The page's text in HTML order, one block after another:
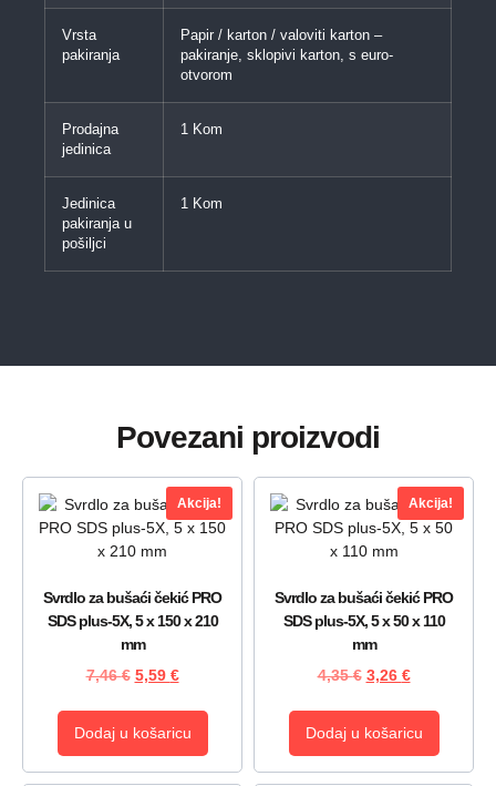
Vrsta
pakiranja
Papir / karton / valoviti karton –
pakiranje, sklopivi karton, s euro-
otvorom
Prodajna
jedinica
1 Kom
Jedinica
pakiranja u
pošiljci
1 Kom
Povezani proizvodi
Akcija!
Svrdlo za bušaći čekić PRO
SDS plus-5X, 5 x 150 x 210
mm
7,46€ 5,59 €
Dodaj u košaricu
Akcija!
Svrdlo za bušaći čekić PRO
SDS plus-5X, 5 x 50 x 110
mm
4,35€ 3,26 €
Dodaj u košaricu